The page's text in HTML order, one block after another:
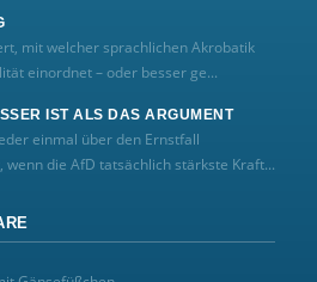
mit welcher sprachlichen Akrobatik
einordnet – oder besser ge...
IST ALS DAS ARGUMENT
einmal über den Ernstfall
wenn die AfD tatsächlich stärkste Kraft...